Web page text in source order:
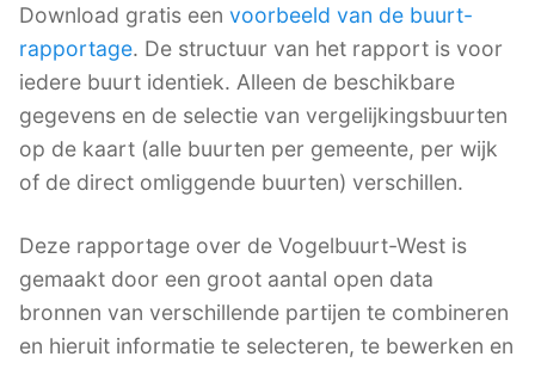
Download gratis een voorbeeld van de buurt-
rapportage. De structuur van het rapport is voor
iedere buurt identiek. Alleen de beschikbare
gegevens en de selectie van vergelijkingsbuurten
op de kaart (alle buurten per gemeente, per wijk
of de direct omliggende buurten) verschillen.
Deze rapportage over de Vogelbuurt-West is
gemaakt door een groot aantal open data
bronnen van verschillende partijen te combineren
en hieruit informatie te selecteren, te bewerken en